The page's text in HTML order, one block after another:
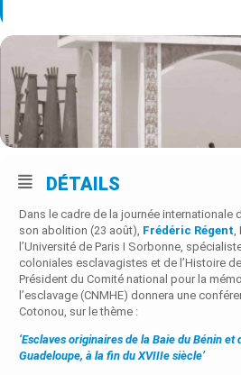
DÉTAILS
Dans le cadre de la journée internationale
son abolition (23 août), Frédéric Régent
l’Université de Paris I Sorbonne,
coloniales esclavagistes et de l’Histoire
Président du Comité national pour la
l’esclavage (CNMHE) donnera une
Cotonou, sur le thème :
‘Esclaves originaires de la Baie du Bénin et
Guadeloupe, à la fin du XVIIIe siècle’